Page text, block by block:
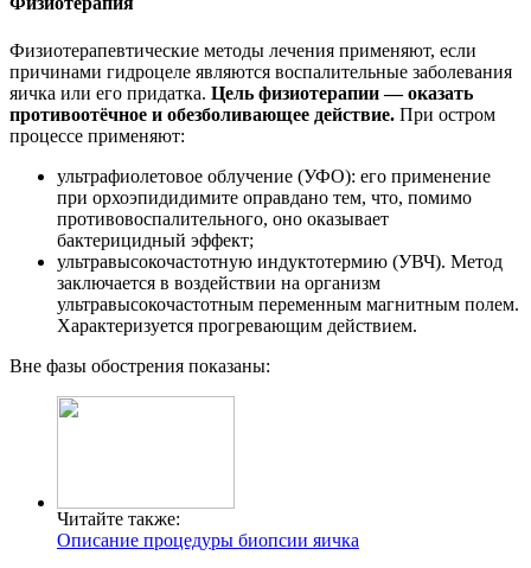
Физиотерапевтические методы лечения применяют, если
причинами гидроцеле являются воспалительные заболевания
яичка или его придатка. Цель физиотерапии — оказать
противоотёчное и обезболивающее действие. При остром
процессе применяют:
ультрафиолетовое облучение (УФО): его применение
при орхоэпидидимите оправдано тем, что, помимо
противовоспалительного, оно оказывает
бактерицидный эффект;
ультравысокочастотную индуктотермию (УВЧ). Метод
заключается в воздействии на организм
ультравысокочастотным переменным магнитным полем.
Характеризуется прогревающим действием.
Вне фазы обострения показаны:
Читайте также:
Описание процедуры биопсии яичка